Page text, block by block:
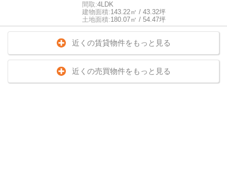
間取:4LDK
建物面積:143.22㎡ / 43.32坪
土地面積:180.07㎡ / 54.47坪
近くの賃貸物件をもっと見る
近くの売買物件をもっと見る